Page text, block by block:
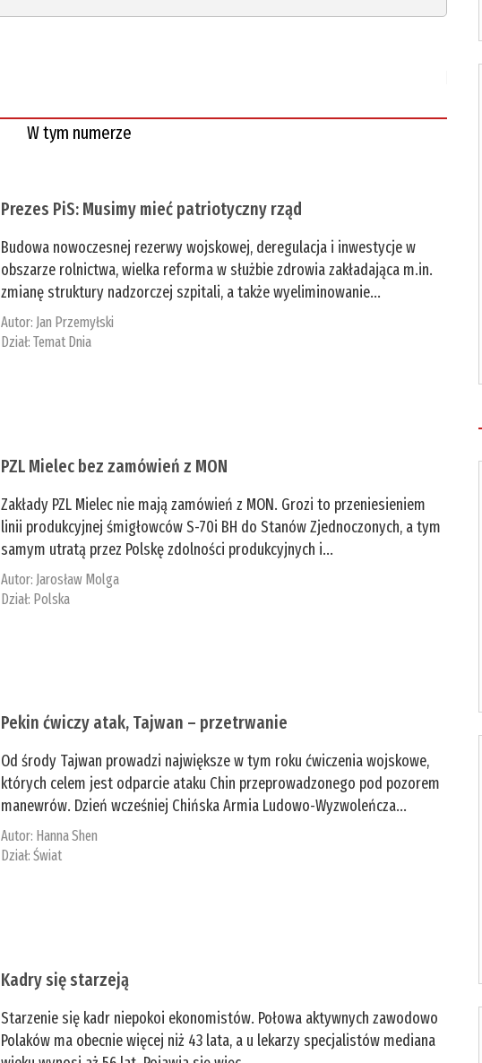
W tym numerze
Prezes PiS: Musimy mieć patriotyczny rząd
Budowa nowoczesnej rezerwy wojskowej, deregulacja i inwestycje w
obszarze rolnictwa, wielka reforma w służbie zdrowia zakładająca m.in.
zmianę struktury nadzorczej szpitali, a także wyeliminowanie...
Autor: Jan Przemyłski
Dział:Temat Dnia
PZL Mielec bez zamówień z MON
Zakłady PZL Mielec nie mają zamówień z MON. Grozi to przeniesieniem
linii produkcyjnej śmigłowców S-70i BH do Stanów Zjednoczonych, a tym
samym utratą przez Polskę zdolności produkcyjnych i...
Autor: Jarosław Molga
Dział: Polska
Pekin ćwiczy atak, Tajwan – przetrwanie
Od środy Tajwan prowadzi największe w tym roku ćwiczenia wojskowe,
których celem jest odparcie ataku Chin przeprowadzonego pod pozorem
manewrów. Dzień wcześniej Chińska Armia Ludowo-Wyzwoleńcza...
Autor: ­Hanna Shen
Dział:Świat
Kadry się starzeją
Starzenie się kadr niepokoi ekonomistów. Połowa aktywnych zawodowo
Polaków ma obecnie więcej niż 43 lata, a u lekarzy specjalistów mediana